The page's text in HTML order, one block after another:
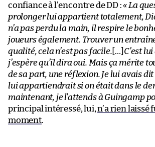
confiance à l’encontre de DD :« La
prolonger lui appartient totalement,
n’a pas perdu la main, il respire le
joueurs également. Trouver un
qualité, cela n’est pas facile. […] C’est
j’espère qu’il dira oui. Mais ça mérite
de sa part, une réflexion. Je lui avais
lui appartiendrait si on était dans le
maintenant, je l’attends à Guingamp
principal intéressé, lui,n’a rien laissé
moment.